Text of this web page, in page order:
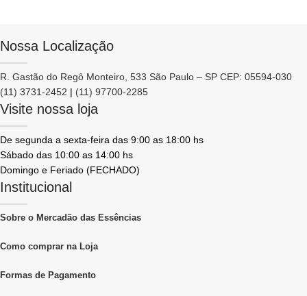
Nossa Localização
R. Gastão do Regô Monteiro, 533 São Paulo – SP CEP: 05594-030
(11) 3731-2452 | (11) 97700-2285
Visite nossa loja
De segunda a sexta-feira das 9:00 as 18:00 hs
Sábado das 10:00 as 14:00 hs
Domingo e Feriado (FECHADO)
Institucional
Sobre o Mercadão das Essências
Como comprar na Loja
Formas de Pagamento